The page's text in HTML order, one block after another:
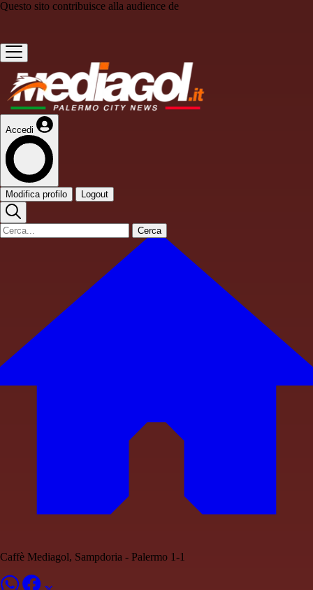
Questo sito contribuisce alla audience de
Accedi
Modifica profilo Logout
Cerca
Caffè Mediagol, Sampdoria - Palermo 1-1